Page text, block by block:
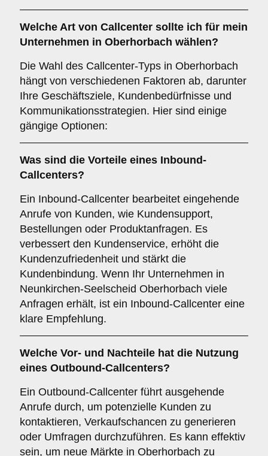
Welche Art von Callcenter sollte ich für mein
Unternehmen in Oberhorbach wählen?
Die Wahl des Callcenter-Typs in Oberhorbach
hängt von verschiedenen Faktoren ab, darunter
Ihre Geschäftsziele, Kundenbedürfnisse und
Kommunikationsstrategien. Hier sind einige
gängige Optionen:
Was sind die Vorteile eines Inbound-
Callcenters?
Ein Inbound-Callcenter bearbeitet eingehende
Anrufe von Kunden, wie Kundensupport,
Bestellungen oder Produktanfragen. Es
verbessert den Kundenservice, erhöht die
Kundenzufriedenheit und stärkt die
Kundenbindung. Wenn Ihr Unternehmen in
Neunkirchen-Seelscheid Oberhorbach viele
Anfragen erhält, ist ein Inbound-Callcenter eine
klare Empfehlung.
Welche Vor- und Nachteile hat die Nutzung
eines Outbound-Callcenters?
Ein Outbound-Callcenter führt ausgehende
Anrufe durch, um potenzielle Kunden zu
kontaktieren, Verkaufschancen zu generieren
oder Umfragen durchzuführen. Es kann effektiv
sein, um neue Märkte in Oberhorbach zu